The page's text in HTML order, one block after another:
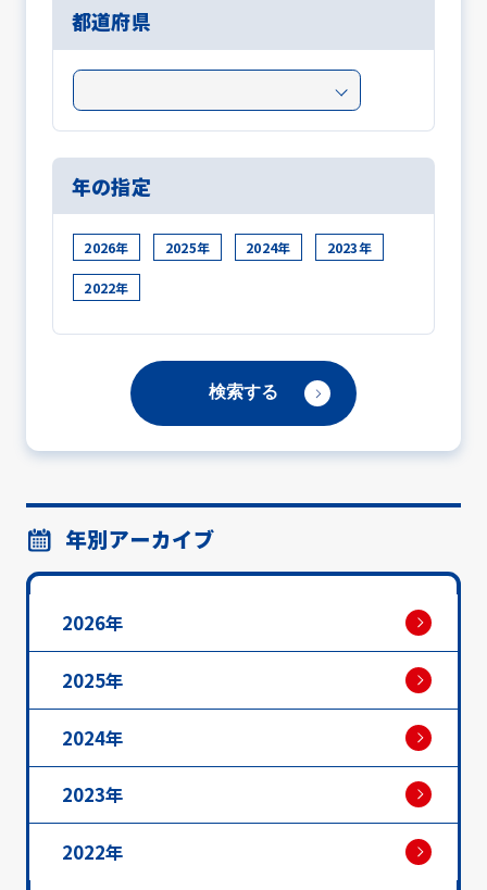
都道府県
年の指定
2026年 2025年 2024年 2023年
2022年
年別アーカイブ
2026年
2025年
2024年
2023年
2022年